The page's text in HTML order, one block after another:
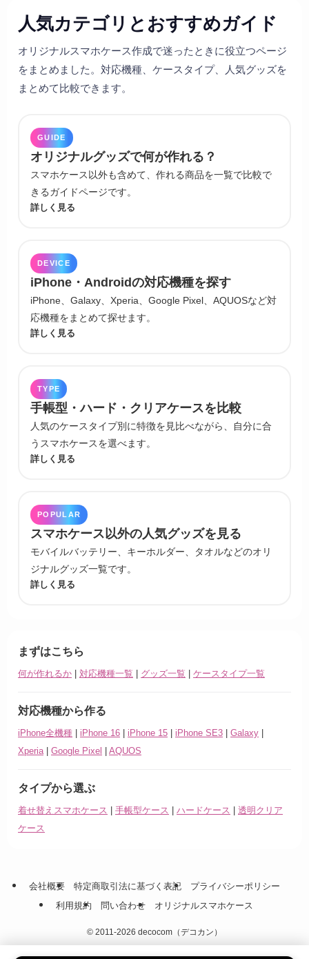
人気カテゴリとおすすめガイド
オリジナルスマホケース作成で迷ったときに役立つページ
をまとめました。対応機種、ケースタイプ、人気グッズを
まとめて比較できます。
GUIDE
オリジナルグッズで何が作れる？
スマホケース以外も含めて、作れる商品を一覧で比較で
きるガイドページです。
詳しく見る
DEVICE
iPhone・Androidの対応機種を探す
iPhone、Galaxy、Xperia、Google Pixel、AQUOSなど対
応機種をまとめて探せます。
詳しく見る
TYPE
手帳型・ハード・クリアケースを比較
人気のケースタイプ別に特徴を見比べながら、自分に合
うスマホケースを選べます。
詳しく見る
POPULAR
スマホケース以外の人気グッズを見る
モバイルバッテリー、キーホルダー、タオルなどのオリ
ジナルグッズ一覧です。
詳しく見る
まずはこちら
何が作れるか | 対応機種一覧 | グッズ一覧 | ケースタイプ一覧
対応機種から作る
iPhone全機種 | iPhone 16 | iPhone 15 | iPhone SE3 | Galaxy |
Xperia | Google Pixel | AQUOS
タイプから選ぶ
着せ替えスマホケース | 手帳型ケース | ハードケース | 透明クリア
ケース
会社概要 特定商取引法に基づく表記
プライバシーポリシー
利用規約
問い合わせ オリジナルスマホケース
© 2011-2026 decocom（デコカン）